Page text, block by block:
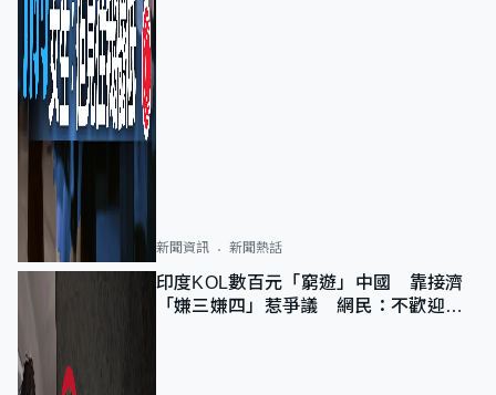
新聞資訊 新聞熱話
印度KOL數百元「窮遊」中國 靠接濟
「嫌三嫌四」惹爭議 網民：不歡迎劣